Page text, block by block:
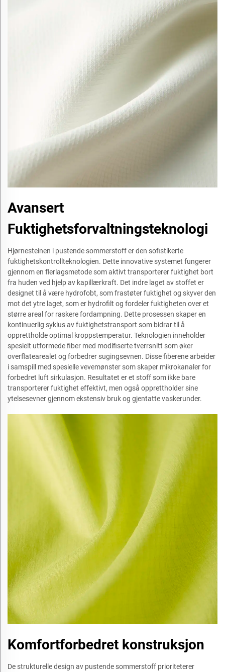
Avansert
Fuktighetsforvaltningsteknologi
Hjørnesteinen i pustende sommerstoff er den sofistikerte
fuktighetskontrollteknologien. Dette innovative systemet fungerer
gjennom en flerlagsmetode som aktivt transporterer fuktighet bort
fra huden ved hjelp av kapillærkraft. Det indre laget av stoffet er
designet til å være hydrofobt, som frastøter fuktighet og skyver den
mot det ytre laget, som er hydrofilt og fordeler fuktigheten over et
større areal for raskere fordampning. Dette prosessen skaper en
kontinuerlig syklus av fuktighetstransport som bidrar til å
opprettholde optimal kroppstemperatur. Teknologien inneholder
spesielt utformede fiber med modifiserte tverrsnitt som øker
overflatearealet og forbedrer sugingsevnen. Disse fiberene arbeider
i samspill med spesielle vevemønster som skaper mikrokanaler for
forbedret luft sirkulasjon. Resultatet er et stoff som ikke bare
transporterer fuktighet effektivt, men også opprettholder sine
ytelsesevner gjennom ekstensiv bruk og gjentatte vaskerunder.
Komfortforbedret konstruksjon
De strukturelle design av pustende sommerstoff prioriteterer